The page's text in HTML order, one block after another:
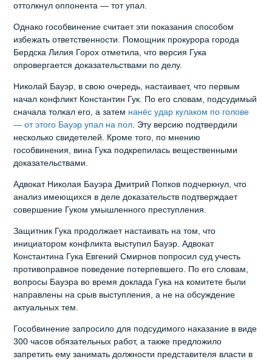
оттолкнул оппонента — тот упал.
Однако гособвинение считает эти показания способом
избежать ответственности. Помощник прокурора города
Бердска Лилия Горох отметила, что версия Гука
опровергается доказательствами по делу.
Николай Бауэр, в свою очередь, настаивает, что первым
начал конфликт Константин Гук. По его словам, подсудимый
сначала толкал его, а затем нанёс удар кулаком по голове
— от этого Бауэр упал на пол. Эту версию подтвердили
несколько свидетелей. Кроме того, по мнению
гособвинения, вина Гука подкрепилась вещественными
доказательствами.
Адвокат Николая Бауэра Дмитрий Попков подчеркнул, что
анализ имеющихся в деле доказательств подтверждает
совершение Гуком умышленного преступления.
Защитник Гука продолжает настаивать на том, что
инициатором конфликта выступил Бауэр. Адвокат
Константина Гука Евгений Смирнов попросил суд учесть
противоправное поведение потерпевшего. По его словам,
вопросы Бауэра во время доклада Гука на комитете были
направлены на срыв выступления, а не на обсуждение
актуальных тем.
Гособвинение запросило для подсудимого наказание в виде
300 часов обязательных работ, а также предложило
запретить ему занимать должности представителя власти в